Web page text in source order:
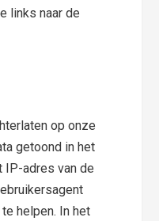
links naar de
op onze
getoond in het
IP-adres van de
helpen. In het